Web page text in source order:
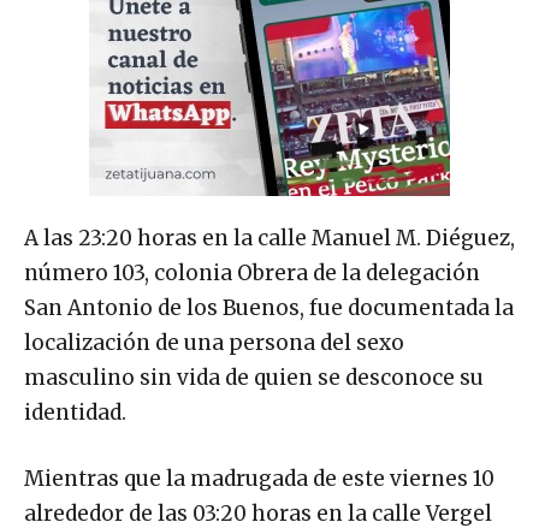
A las 23:20 horas en la calle Manuel M. Diéguez,
número 103, colonia Obrera de la delegación
San Antonio de los Buenos, fue documentada la
localización de una persona del sexo
masculino sin vida de quien se desconoce su
identidad.
Mientras que la madrugada de este viernes 10
alrededor de las 03:20 horas en la calle Vergel